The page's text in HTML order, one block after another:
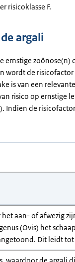
risicoklasse F.
argali
ernstige zoönose(n)
wordt de
is van een
risico op ernstige
Indien de
aan- of afwezig
(Ovis) het
Dit leidt